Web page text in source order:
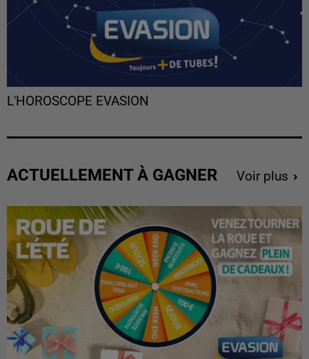
L'HOROSCOPE EVASION
ACTUELLEMENT À GAGNER Voir plus